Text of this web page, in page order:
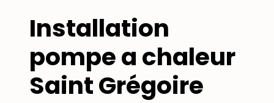
Installation
pompe a chaleur
Saint Grégoire